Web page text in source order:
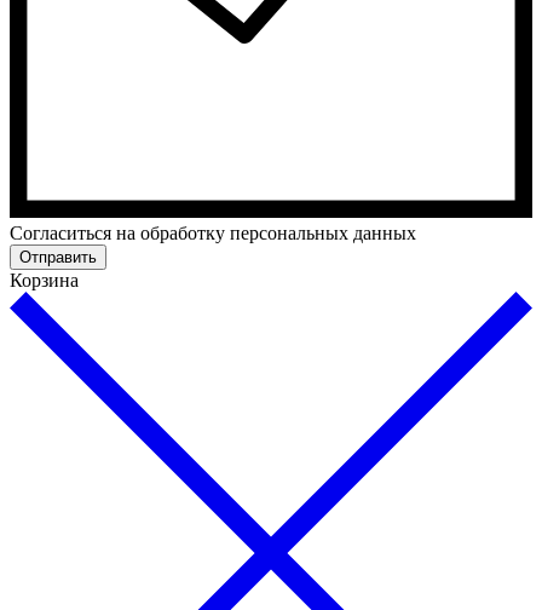
Cогласиться на обработку персональных данных
Отправить
Корзина